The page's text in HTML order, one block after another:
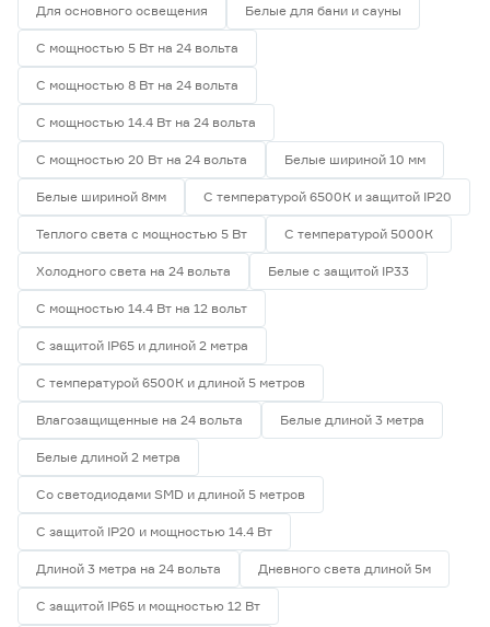
Для основного освещения Белые для бани и сауны
С мощностью 5 Вт на 24 вольта
С мощностью 8 Вт на 24 вольта
С мощностью 14.4 Вт на 24 вольта
С мощностью 20 Вт на 24 вольта Белые шириной 10 мм
Белые шириной 8мм С температурой 6500К и защитой IP20
Теплого света с мощностью 5 Вт С температурой 5000К
Холодного света на 24 вольта Белые с защитой IP33
С мощностью 14.4 Вт на 12 вольт
С защитой IP65 и длиной 2 метра
С температурой 6500К и длиной 5 метров
Влагозащищенные на 24 вольта Белые длиной 3 метра
Белые длиной 2 метра
Со светодиодами SMD и длиной 5 метров
С защитой IP20 и мощностью 14.4 Вт
Длиной 3 метра на 24 вольта Дневного света длиной 5м
С защитой IP65 и мощностью 12 Вт